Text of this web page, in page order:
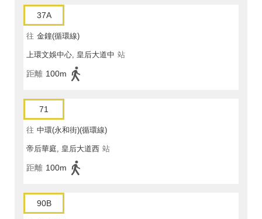
37A
往 金鐘(循環線)
上環文娛中心, 皇后大道中 站
距離 100m
71
往 中環(永和街)(循環線)
帝后華庭, 皇后大道西 站
距離 100m
90B